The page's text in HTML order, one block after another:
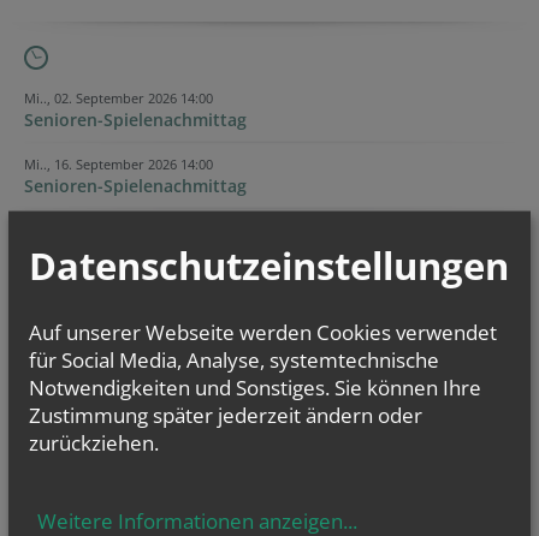
Mi.., 02. September 2026 14:00
Senioren-Spielenachmittag
Mi.., 16. September 2026 14:00
Senioren-Spielenachmittag
Seniorenturnen
Datenschutzeinstellungen
Auf unserer Webseite werden Cookies verwendet
für Social Media, Analyse, systemtechnische
Notwendigkeiten und Sonstiges. Sie können Ihre
Zustimmung später jederzeit ändern oder
zurückziehen.
Weitere Informationen anzeigen...